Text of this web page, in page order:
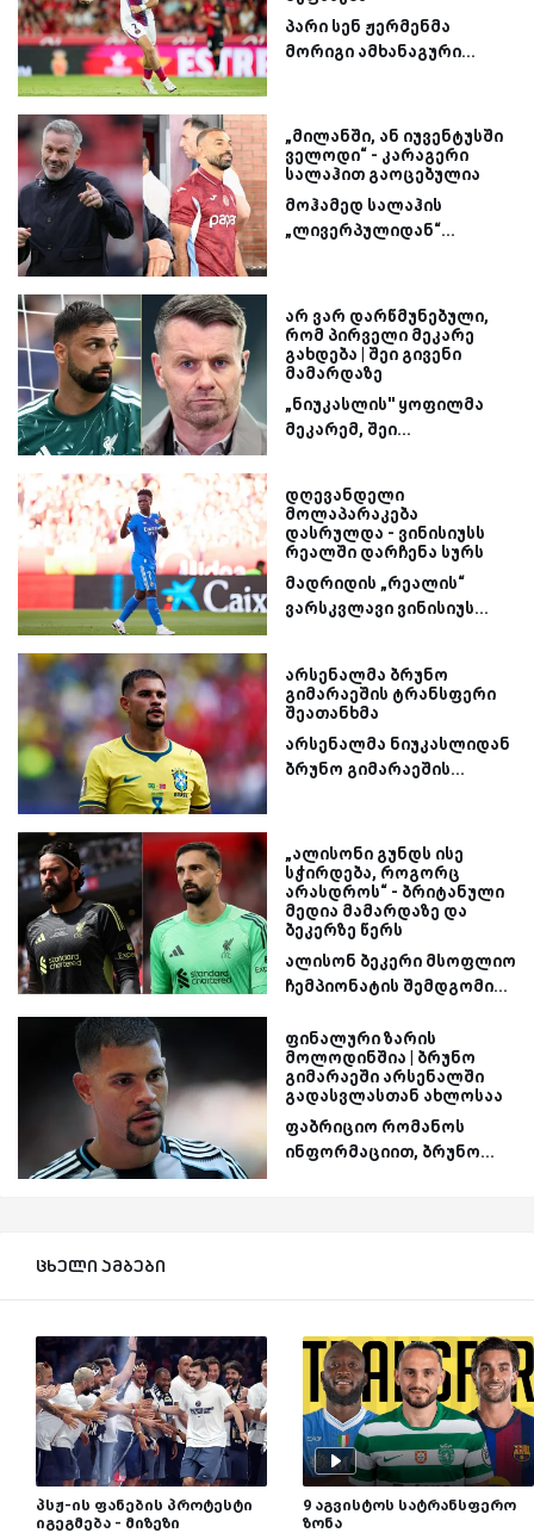
პარი სენ ჟერმენმა
მორიგი ამხანაგური...
„მილანში, ან იუვენტუსში
ველოდი“ - კარაგერი
სალაჰით გაოცებულია
მოჰამედ სალაჰის
„ლივერპულიდან“...
არ ვარ დარწმუნებული,
რომ პირველი მეკარე
გახდება | შეი გივენი
მამარდაზე
„ნიუკასლის'' ყოფილმა
მეკარემ, შეი...
დღევანდელი
მოლაპარაკება
დასრულდა - ვინისიუსს
რეალში დარჩენა სურს
მადრიდის „რეალის“
ვარსკვლავი ვინისიუს...
არსენალმა ბრუნო
გიმარაეშის ტრანსფერი
შეათანხმა
არსენალმა ნიუკასლიდან
ბრუნო გიმარაეშის...
„ალისონი გუნდს ისე
სჭირდება, როგორც
არასდროს“ - ბრიტანული
მედია მამარდაზე და
ბეკერზე წერს
ალისონ ბეკერი მსოფლიო
ჩემპიონატის შემდგომი...
ფინალური ზარის
მოლოდინშია | ბრუნო
გიმარაეში არსენალში
გადასვლასთან ახლოსაა
ფაბრიციო რომანოს
ინფორმაციით, ბრუნო...
ცხელი ამბები
პსჟ-ის ფანების პროტესტი
იგეგმება - მიზეზი
9 აგვისტოს სატრანსფერო
ზონა